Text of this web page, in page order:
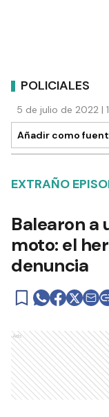
POLICIALES
5 de julio de 2022 |
Añadir como
EXTRAÑO
Balearon a
moto: el
denuncia
Ads